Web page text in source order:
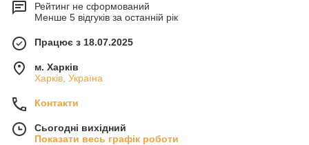
Рейтинг не сформований
Менше 5 відгуків за останній рік
Працює з 18.07.2025
м. Харків
Харків, Україна
Контакти
Сьогодні вихідний
Показати весь графік роботи